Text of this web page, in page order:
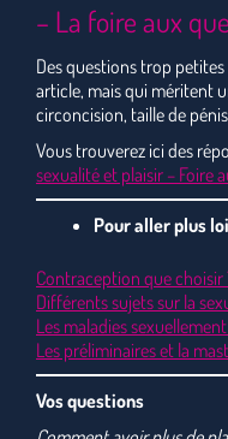
– La foire aux
Des questions trop petites
article, mais qui méritent
circoncision, taille de
Vous trouverez ici des
sexualité et plaisir – Foire
Pour aller plus
Contraception que choisir
Différents sujets sur la
Les maladies
Les préliminaires et la
Vos questions